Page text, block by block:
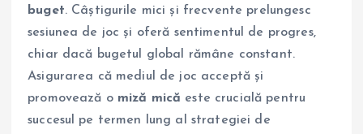
buget. Câștigurile mici și frecvente prelungesc
sesiunea de joc și oferă sentimentul de progres,
chiar dacă bugetul global rămâne constant.
Asigurarea că mediul de joc acceptă și
promovează o miză mică este crucială pentru
succesul pe termen lung al strategiei de